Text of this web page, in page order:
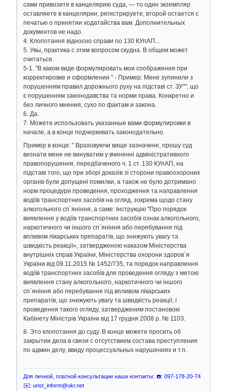
сами привозите в канцелярию суда, — то один экземпляр
оставляете в канцелярии, регистрируете, второй остается с
печатью о принятии ходатайства вам. Дополнительных
документов не надо.
4. Клопотання відносно справи по 130 КУпАП...
5. Увы, практика с этим вопросом скудна. В общем может
считаться.
5-1. "В каком виде формулировать мои соображения при
корректировке и оформлении " - Пример: Мене зупинили з
порушенням правил дорожнього руху на підставі ст. ЗУ"", що
є порушенням законодавства та норми права. Конкретно и
без личного мнения, сухо по фактам и закона.
6. Да.
7. Можете использовать указанные вами формулировки в
начале, а в конце подчеркивать законодательно.
Пример в конце: " Враховуючи вище зазначене, прошу суд
визнати мене не винуватим у вчиненні адміністративного
правопорушення, передбаченого ч. 1 ст. 130 КУпАП, на
підставі того, що при зборі доказів зі сторони правоохороних
органів були допущені помилки, а також не було дотримано
норм процедури проведення, проходження та направлення
водіїв транспортних засобів на огляд, зокрема щодо стану
алкогольного сп`яніння, а саме: Інструкцію "Про порядок
виявлення у водіїв транспортних засобів ознак алкогольного,
наркотичного чи іншого сп`яніння або перебування під
впливом лікарських препаратів, що знижують увагу та
швидкість реакції», затвердженою наказом Міністерства
внутрішніх справ України, Міністерства охорони здоров`я
України від 09.11.2015 № 1452/735, та порядок направлення
водіїв транспортних засобів для проведення огляду з метою
виявлення стану алкогольного, наркотичного чи іншого
сп`яніння або перебування під впливом лікарських
препаратів, що знижують увагу та швидкість реакції, і
проведення такого огляду, затвердженим постановою
Кабінету Міністрів України від 17 грудня 2008 р. № 1103.
8. Это клопотання до суду. В конце можете просить об
закрытии дела в связи с отсутствием состава преступления
по админ делу, ввиду процессуальных нарушениях и т.п.
Для личной, платной консультации наши контакты: ☎️: 097-178-20-74
✉️: urist_inform@ukr.net